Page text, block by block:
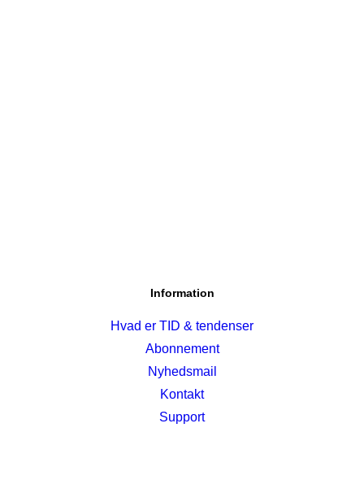
Information
Hvad er TID & tendenser
Abonnement
Nyhedsmail
Kontakt
Support